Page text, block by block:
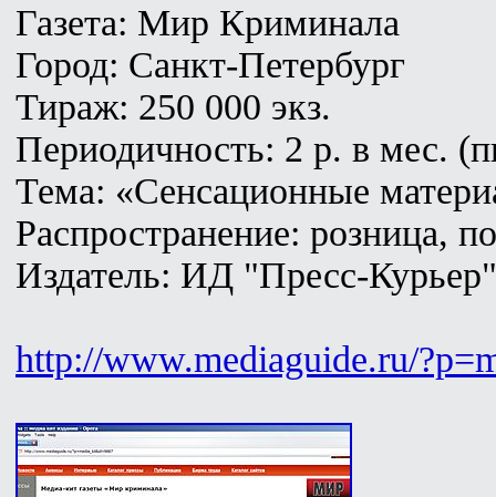
Газета: Мир Криминала
Город: Санкт-Петербург
Тираж: 250 000 экз.
Периодичность: 2 р. в мес.
Тема: «Сенсационные
Распространение: розница,
Издатель: ИД "Пресс-Курьер"
http://www.mediaguide.ru/